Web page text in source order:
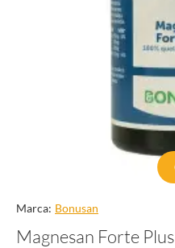
Marca: Bonusan
Magnesan Forte Plus